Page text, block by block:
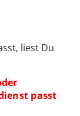
liest Du
passt